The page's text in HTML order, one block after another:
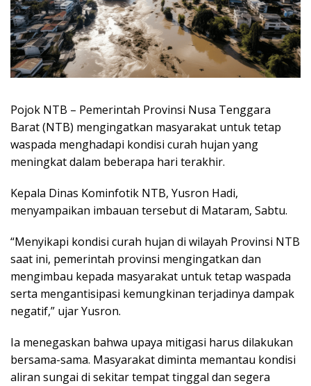
Pojok NTB – Pemerintah Provinsi Nusa Tenggara
Barat (NTB) mengingatkan masyarakat untuk tetap
waspada menghadapi kondisi curah hujan yang
meningkat dalam beberapa hari terakhir.
Kepala Dinas Kominfotik NTB, Yusron Hadi,
menyampaikan imbauan tersebut di Mataram, Sabtu.
“Menyikapi kondisi curah hujan di wilayah Provinsi NTB
saat ini, pemerintah provinsi mengingatkan dan
mengimbau kepada masyarakat untuk tetap waspada
serta mengantisipasi kemungkinan terjadinya dampak
negatif,” ujar Yusron.
Ia menegaskan bahwa upaya mitigasi harus dilakukan
bersama-sama. Masyarakat diminta memantau kondisi
aliran sungai di sekitar tempat tinggal dan segera